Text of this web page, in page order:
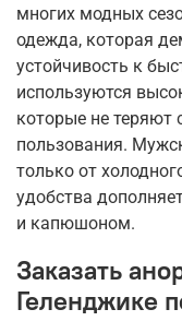
многих модных
одежда, которая
устойчивость к
используются
которые не теряют
пользования.
только от
удобства
и капюшоном.
Заказать
Геленджике